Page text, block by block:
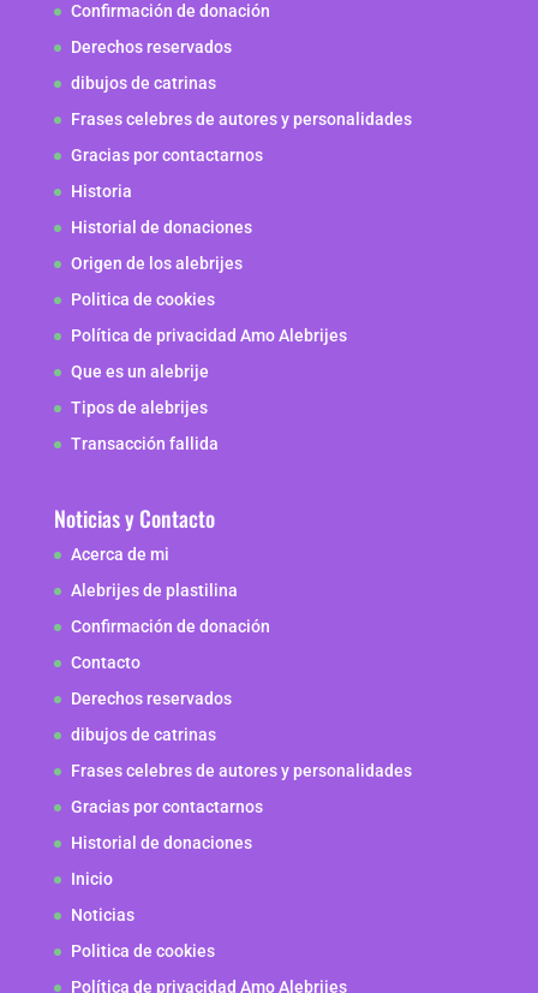
Confirmación de donación
Derechos reservados
dibujos de catrinas
Frases celebres de autores y personalidades
Gracias por contactarnos
Historia
Historial de donaciones
Origen de los alebrijes
Politica de cookies
Política de privacidad Amo Alebrijes
Que es un alebrije
Tipos de alebrijes
Transacción fallida
Noticias y Contacto
Acerca de mi
Alebrijes de plastilina
Confirmación de donación
Contacto
Derechos reservados
dibujos de catrinas
Frases celebres de autores y personalidades
Gracias por contactarnos
Historial de donaciones
Inicio
Noticias
Politica de cookies
Política de privacidad Amo Alebrijes